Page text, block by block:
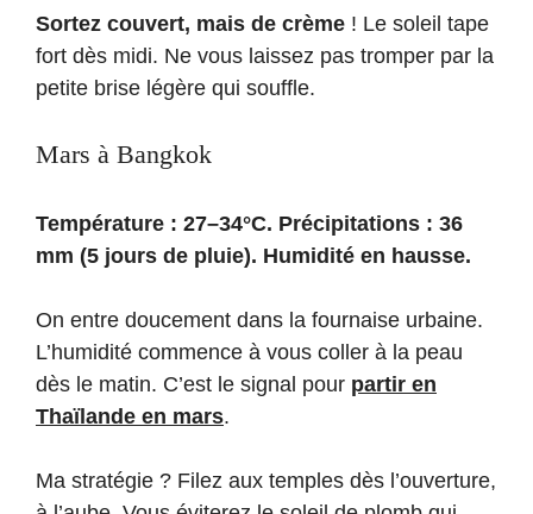
Sortez couvert, mais de crème ! Le soleil tape
fort dès midi. Ne vous laissez pas tromper par la
petite brise légère qui souffle.
Mars à Bangkok
Température : 27–34°C. Précipitations : 36
mm (5 jours de pluie). Humidité en hausse.
On entre doucement dans la fournaise urbaine.
L’humidité commence à vous coller à la peau
dès le matin. C’est le signal pour partir en
Thaïlande en mars.
Ma stratégie ? Filez aux temples dès l’ouverture,